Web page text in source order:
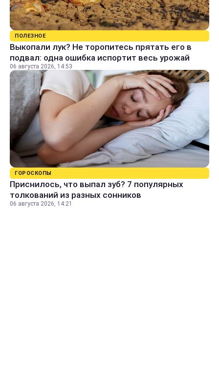
ПОЛЕЗНОЕ
Выкопали лук? Не торопитесь прятать его в
подвал: одна ошибка испортит весь урожай
06 августа 2026, 14:53
ГОРОСКОПЫ
Приснилось, что выпал зуб? 7 популярных
толкований из разных сонников
06 августа 2026, 14:21